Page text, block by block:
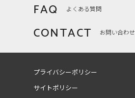
FAQ よくある質問
CONTACT お問い合わせ
プライバシーポリシー
サイトポリシー